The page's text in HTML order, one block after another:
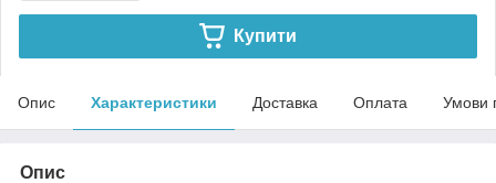
Купити
Опис Характеристики Доставка Оплата Умови
Опис